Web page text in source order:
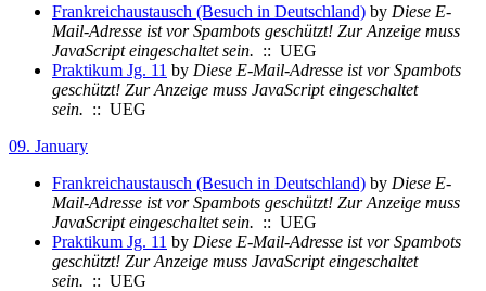
Frankreichaustausch (Besuch in Deutschland) by Diese E-
Mail-Adresse ist vor Spambots geschützt! Zur Anzeige muss
JavaScript eingeschaltet sein. :: UEG
Praktikum Jg. 11 by Diese E-Mail-Adresse ist vor Spambots
geschützt! Zur Anzeige muss JavaScript eingeschaltet
sein. :: UEG
09. January
Frankreichaustausch (Besuch in Deutschland) by Diese E-
Mail-Adresse ist vor Spambots geschützt! Zur Anzeige muss
JavaScript eingeschaltet sein. :: UEG
Praktikum Jg. 11 by Diese E-Mail-Adresse ist vor Spambots
geschützt! Zur Anzeige muss JavaScript eingeschaltet
sein. :: UEG